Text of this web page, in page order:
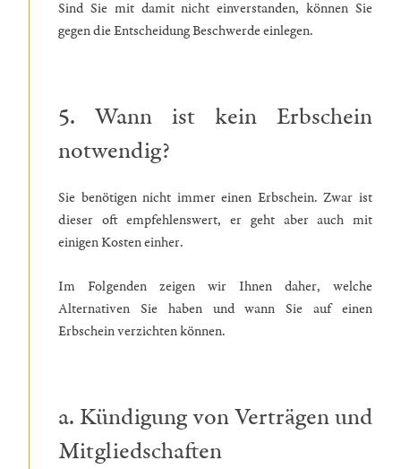
Sind Sie mit damit nicht einverstanden, können Sie
gegen die Entscheidung Beschwerde einlegen.
5. Wann ist kein Erbschein
notwendig?
Sie benötigen nicht immer einen Erbschein. Zwar ist
dieser oft empfehlenswert, er geht aber auch mit
einigen Kosten einher.
Im Folgenden zeigen wir Ihnen daher, welche
Alternativen Sie haben und wann Sie auf einen
Erbschein verzichten können.
a. Kündigung von Verträgen und
Mitgliedschaften